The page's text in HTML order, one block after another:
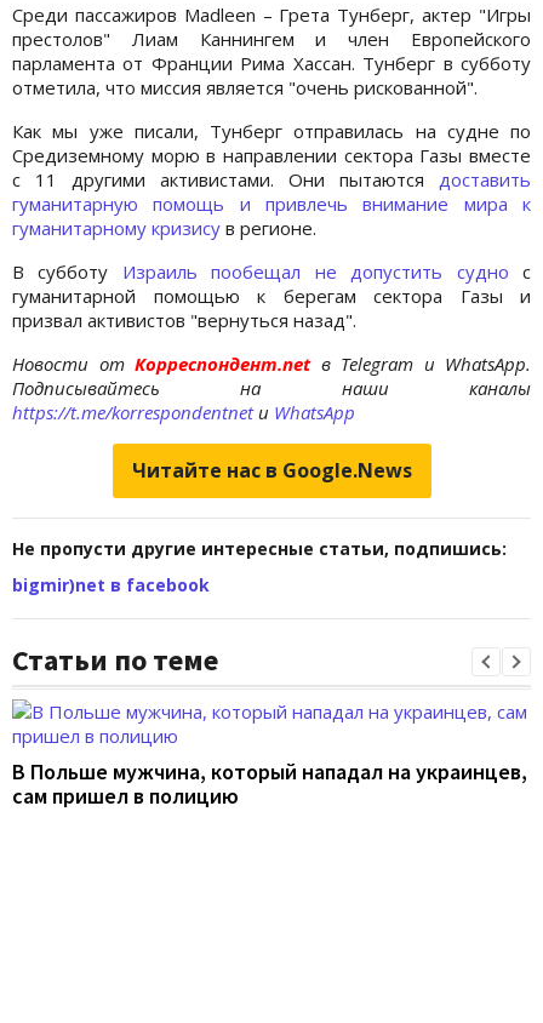
Среди пассажиров Madleen – Грета Тунберг, актер "Игры
престолов" Лиам Каннингем и член Европейского
парламента от Франции Рима Хассан. Тунберг в субботу
отметила, что миссия является "очень рискованной".
Как мы уже писали, Тунберг отправилась на судне по
Средиземному морю в направлении сектора Газы вместе
с 11 другими активистами. Они пытаются доставить
гуманитарную помощь и привлечь внимание мира к
гуманитарному кризису в регионе.
В субботу Израиль пообещал не допустить судно с
гуманитарной помощью к берегам сектора Газы и
призвал активистов "вернуться назад".
Новости отКорреспондент.net в Telegram и WhatsApp.
Подписывайтесь на наши каналы
https://t.me/korrespondentnetи WhatsApp
Читайте нас в Google.News
Не пропусти другие интересные статьи, подпишись:
bigmir)net в facebook
Статьи по теме
В Польше мужчина, который нападал на украинцев,
сам пришел в полицию